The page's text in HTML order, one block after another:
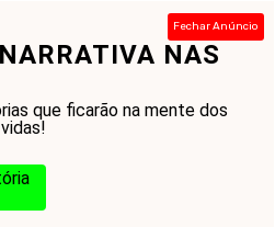
NAS
que ficarão na mente dos
Fechar Anúncio